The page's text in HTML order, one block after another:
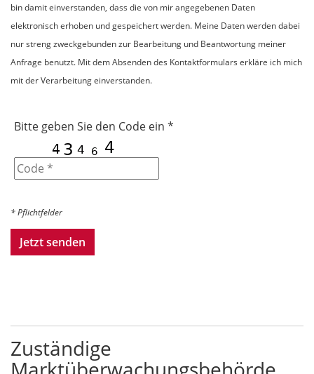
bin damit einverstanden, dass die von mir angegebenen Daten
elektronisch erhoben und gespeichert werden. Meine Daten werden dabei
nur streng zweckgebunden zur Bearbeitung und Beantwortung meiner
Anfrage benutzt. Mit dem Absenden des Kontaktformulars erkläre ich mich
mit der Verarbeitung einverstanden.
Bitte geben Sie den Code ein *
* Pflichtfelder
Jetzt senden
Zuständige